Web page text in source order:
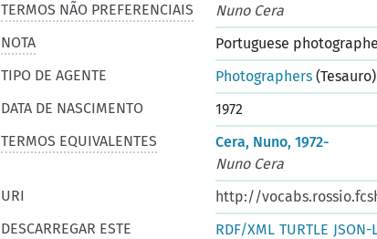
TERMOS NÃO PREFERENCIAIS
Nuno Cera
NOTA
Portuguese
TIPO DE AGENTE
Photographers (Tesauro)
DATA DE NASCIMENTO
1972
TERMOS EQUIVALENTES
Cera, Nuno, 1972-
Nuno Cera
URI
http://
DESCARREGAR ESTE
RDF/XML TURTLE JSON-